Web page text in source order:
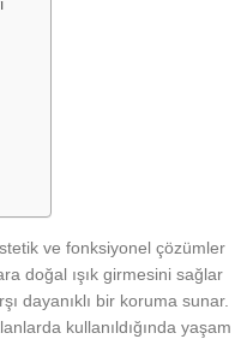
ve fonksiyonel çözümler
doğal ışık girmesini sağlar
dayanıklı bir koruma sunar.
kullanıldığında yaşam